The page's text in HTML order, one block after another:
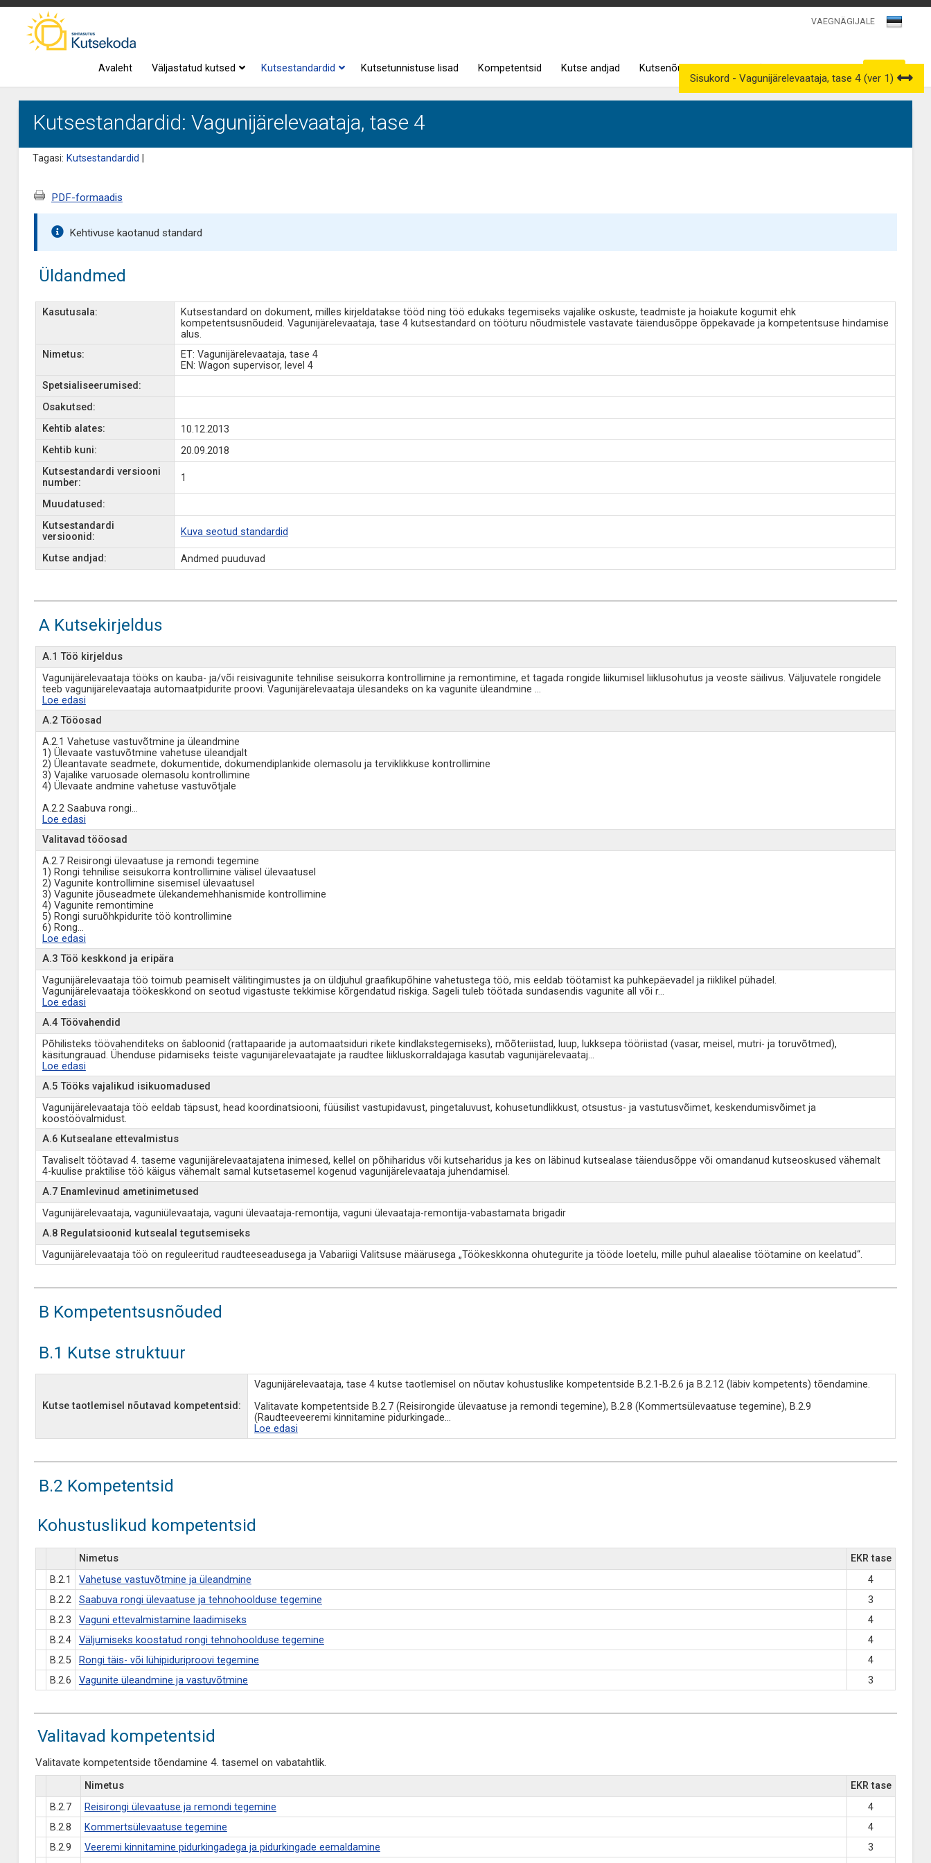
VAEGNÄGIJALE
Avaleht Väljastatud kutsed Kutsestandardid Kutsetunnistuse lisad Kompetentsid Kutse andjad Kutsenõukogud
Kutsestandardid: Vagunijärelevaataja, tase 4
Tagasi: Kutsestandardid
Sisukord - Vagunijärelevaataja, tase 4 (ver 1)
PDF-formaadis
Kehtivuse kaotanud standard
Üldandmed
Kasutusala:
Kutsestandard on dokument, milles kirjeldatakse tööd ning töö edukaks tegemiseks vajalike oskuste, teadmiste ja hoiakute kogumit ehk
kompetentsusnõudeid. Vagunijärelevaataja, tase 4 kutsestandard on tööturu nõudmistele vastavate täiendusõppe õppekavade ja kompetentsuse hindamise
alus.
Nimetus:
ET: Vagunijärelevaataja, tase 4
EN: Wagon supervisor, level 4
Spetsialiseerumised:
Osakutsed:
Kehtib alates:
10.12.2013
Kehtib kuni:
20.09.2018
Kutsestandardi versiooni
number:
1
Muudatused:
Kutsestandardi
versioonid:
Kuva seotud standardid
Kutse andjad: Andmed puuduvad
A Kutsekirjeldus
A.1 Töö kirjeldus
Vagunijärelevaataja tööks on kauba- ja/või reisivagunite tehnilise seisukorra kontrollimine ja remontimine, et tagada rongide liikumisel liiklusohutus ja veoste säilivus. Väljuvatele rongidele
teeb vagunijärelevaataja automaatpidurite proovi. Vagunijärelevaataja ülesandeks on ka vagunite üleandmine ...
Loe edasi
A.2 Tööosad
A.2.1 Vahetuse vastuvõtmine ja üleandmine
1) Ülevaate vastuvõtmine vahetuse üleandjalt
2) Üleantavate seadmete, dokumentide, dokumendiplankide olemasolu ja terviklikkuse kontrollimine
3) Vajalike varuosade olemasolu kontrollimine
4) Ülevaate andmine vahetuse vastuvõtjale
A.2.2 Saabuva rongi...
Loe edasi
Valitavad tööosad
A.2.7 Reisirongi ülevaatuse ja remondi tegemine
1) Rongi tehnilise seisukorra kontrollimine välisel ülevaatusel
2) Vagunite kontrollimine sisemisel ülevaatusel
3) Vagunite jõuseadmete ülekandemehhanismide kontrollimine
4) Vagunite remontimine
5) Rongi suruõhkpidurite töö kontrollimine
6) Rong...
Loe edasi
A.3 Töö keskkond ja eripära
Vagunijärelevaataja töö toimub peamiselt välitingimustes ja on üldjuhul graafikupõhine vahetustega töö, mis eeldab töötamist ka puhkepäevadel ja riiklikel pühadel.
Vagunijärelevaataja töökeskkond on seotud vigastuste tekkimise kõrgendatud riskiga. Sageli tuleb töötada sundasendis vagunite all või r...
Loe edasi
A.4 Töövahendid
Põhilisteks töövahenditeks on šabloonid (rattapaaride ja automaatsiduri rikete kindlakstegemiseks), mõõteriistad, luup, lukksepa tööriistad (vasar, meisel, mutri- ja toruvõtmed),
käsitungrauad. Ühenduse pidamiseks teiste vagunijärelevaatajate ja raudtee liikluskorraldajaga kasutab vagunijärelevaataj...
Loe edasi
A.5 Tööks vajalikud isikuomadused
Vagunijärelevaataja töö eeldab täpsust, head koordinatsiooni, füüsilist vastupidavust, pingetaluvust, kohusetundlikkust, otsustus- ja vastutusvõimet, keskendumisvõimet ja
koostöövalmidust.
A.6 Kutsealane ettevalmistus
Tavaliselt töötavad 4. taseme vagunijärelevaatajatena inimesed, kellel on põhiharidus või kutseharidus ja kes on läbinud kutsealase täiendusõppe või omandanud kutseoskused vähemalt
4-kuulise praktilise töö käigus vähemalt samal kutsetasemel kogenud vagunijärelevaataja juhendamisel.
A.7 Enamlevinud ametinimetused
Vagunijärelevaataja, vaguniülevaataja, vaguni ülevaataja-remontija, vaguni ülevaataja-remontija-vabastamata brigadir
A.8 Regulatsioonid kutsealal tegutsemiseks
Vagunijärelevaataja töö on reguleeritud raudteeseadusega ja Vabariigi Valitsuse määrusega „Töökeskkonna ohutegurite ja tööde loetelu, mille puhul alaealise töötamine on keelatud“.
B Kompetentsusnõuded
B.1 Kutse struktuur
Kutse taotlemisel nõutavad kompetentsid:
Vagunijärelevaataja, tase 4 kutse taotlemisel on nõutav kohustuslike kompetentside B.2.1-B.2.6 ja B.2.12 (läbiv kompetents) tõendamine.
Valitavate kompetentside B.2.7 (Reisirongide ülevaatuse ja remondi tegemine), B.2.8 (Kommertsülevaatuse tegemine), B.2.9
(Raudteeveeremi kinnitamine pidurkingade...
Loe edasi
B.2 Kompetentsid
Kohustuslikud kompetentsid
Nimetus
EKR tase
B.2.1
Vahetuse vastuvõtmine ja üleandmine
4
B.2.2
Saabuva rongi ülevaatuse ja tehnohoolduse tegemine
3
B.2.3
Vaguni ettevalmistamine laadimiseks
4
B.2.4
Väljumiseks koostatud rongi tehnohoolduse tegemine
4
B.2.5
Rongi täis- või lühipiduriproovi tegemine
4
B.2.6
Vagunite üleandmine ja vastuvõtmine 3
Valitavad kompetentsid
Valitavate kompetentside tõendamine 4. tasemel on vabatahtlik.
Nimetus
EKR tase
B.2.7
Reisirongi ülevaatuse ja remondi tegemine
4
B.2.8
Kommertsülevaatuse tegemine
4
B.2.9
Veeremi kinnitamine pidurkingadega ja pidurkingade eemaldamine
3